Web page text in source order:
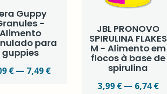
Guppy
-
para
guppies
€ — 7,49 €
JBL PRONOVO
SPIRULINA FLAKES
M - Alimento em
flocos à base de
spirulina
3,99 € — 6,74 €